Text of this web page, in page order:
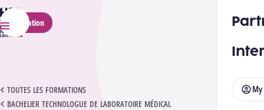
HELMo
Menu
My
Application
TOUTES LES FORMATIONS
BACHELIER TECHNOLOGUE DE LABORATOIRE MÉDICAL
GRH DS 1 CONTEXTE MULTICULTUREL I